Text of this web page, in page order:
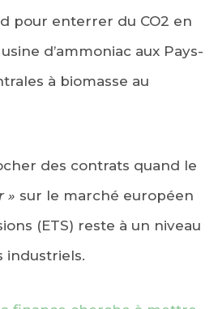
pour enterrer du CO2 en
d’ammoniac aux Pays-
à biomasse au
des contrats quand le
» sur le marché européen
(ETS) reste à un niveau
industriels.